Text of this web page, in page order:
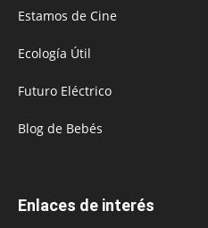
Estamos de Cine
Ecología Útil
Futuro Eléctrico
Blog de Bebés
Enlaces de interés